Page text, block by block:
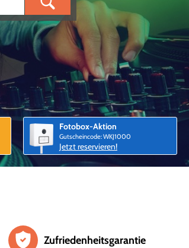
Fotobox-Aktion
Gutscheincode: WKJ1000
Jetzt reservieren!
Zufriedenheitsgarantie